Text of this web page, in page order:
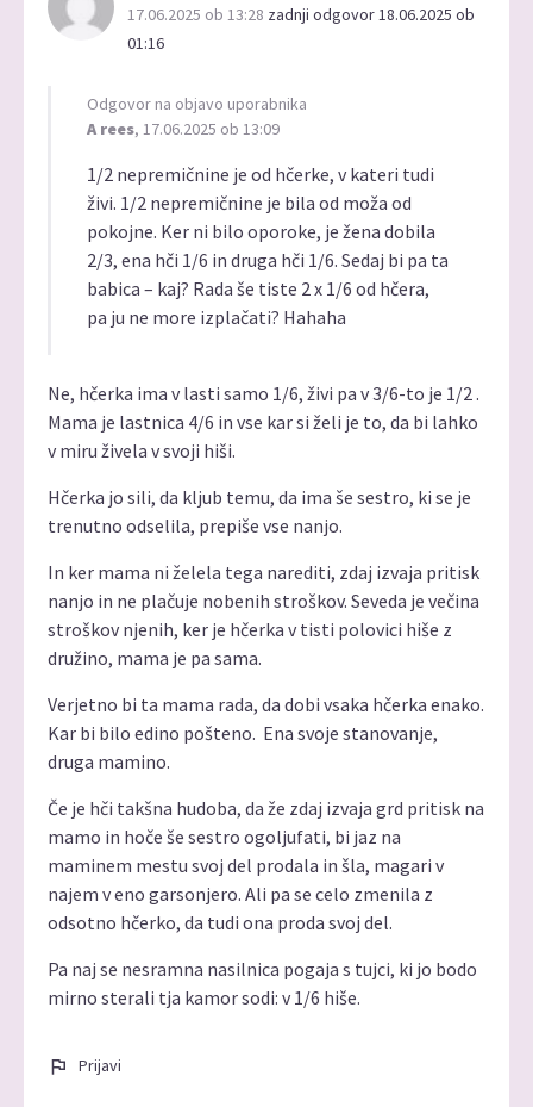
17.06.2025 ob 13:28 zadnji odgovor 18.06.2025 ob
01:16
Odgovor na objavo uporabnika
A rees, 17.06.2025 ob 13:09
1/2 nepremičnine je od hčerke, v kateri tudi
živi. 1/2 nepremičnine je bila od moža od
pokojne. Ker ni bilo oporoke, je žena dobila
2/3, ena hči 1/6 in druga hči 1/6. Sedaj bi pa ta
babica – kaj? Rada še tiste 2 x 1/6 od hčera,
pa ju ne more izplačati? Hahaha
Ne, hčerka ima v lasti samo 1/6, živi pa v 3/6-to je 1/2 .
Mama je lastnica 4/6 in vse kar si želi je to, da bi lahko
v miru živela v svoji hiši.
Hčerka jo sili, da kljub temu, da ima še sestro, ki se je
trenutno odselila, prepiše vse nanjo.
In ker mama ni želela tega narediti, zdaj izvaja pritisk
nanjo in ne plačuje nobenih stroškov. Seveda je večina
stroškov njenih, ker je hčerka v tisti polovici hiše z
družino, mama je pa sama.
Verjetno bi ta mama rada, da dobi vsaka hčerka enako.
Kar bi bilo edino pošteno. Ena svoje stanovanje,
druga mamino.
Če je hči takšna hudoba, da že zdaj izvaja grd pritisk na
mamo in hoče še sestro ogoljufati, bi jaz na
maminem mestu svoj del prodala in šla, magari v
najem v eno garsonjero. Ali pa se celo zmenila z
odsotno hčerko, da tudi ona proda svoj del.
Pa naj se nesramna nasilnica pogaja s tujci, ki jo bodo
mirno sterali tja kamor sodi: v 1/6 hiše.
Prijavi